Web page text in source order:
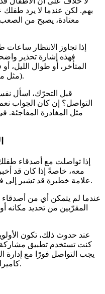
بهم. لكن عندما لا يرد طفلك
معتادة، يصبح من الصعب
إذا تجاوز الانتظار
فهذه إشارة تحذير
المتأخر، أو طوال الليل،
(مثل ما بعد المدرسة)، يرفع مستوى الخطر.
قبل التحرّك، اسأل
التواصل؟ إن كان الجواب
مثل المغادرة المفاجئة.
إذا تواصلت مع أصدقاء طفلك
معه، خاصةً إذا كان قد
علامة خطيرة قد تشير إلى فقدان أو تعرّض لموقف بالغ الخطورة.
المقرّبين من تحديد مكانه
كنت تستخدم تطبيق مشاركة
يجب التواصل فورًا مع إدارة
كاميرات المراقبة واتخاذ الإجراءات اللازمة.